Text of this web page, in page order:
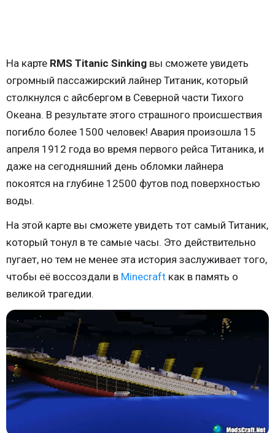
На карте RMS Titanic Sinking вы сможете увидеть
огромный пассажирский лайнер Титаник, который
столкнулся с айсбергом в Северной части Тихого
Океана. В результате этого страшного происшествия
погибло более 1500 человек! Авария произошла 15
апреля 1912 года во время первого рейса Титаника, и
даже на сегодняшний день обломки лайнера
покоятся на глубине 12500 футов под поверхностью
воды.
На этой карте вы сможете увидеть тот самый Титаник,
который тонул в те самые часы. Это действительно
пугает, но тем не менее эта история заслуживает того,
чтобы её воссоздали в Minecraft как в память о
великой трагедии.